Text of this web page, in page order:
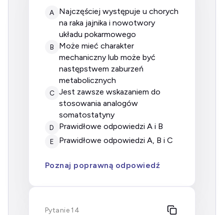
A
najczęściej występuje u chorych
na raka jajnika i nowotwory
układu pokarmowego
B
może mieć charakter
mechaniczny lub może być
następstwem zaburzeń
metabolicznych
C jest zawsze wskazaniem do
stosowania analogów
somatostatyny
D prawidłowe odpowiedzi A i B
E prawidłowe odpowiedzi A, B i C
Poznaj poprawną odpowiedź
Pytanie 14